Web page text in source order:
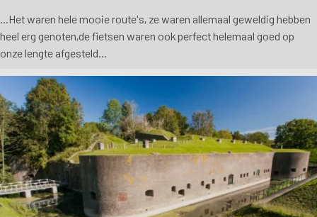
...Het waren hele mooie route's, ze waren allemaal geweldig hebben
heel erg genoten,de fietsen waren ook perfect helemaal goed op
onze lengte afgesteld...